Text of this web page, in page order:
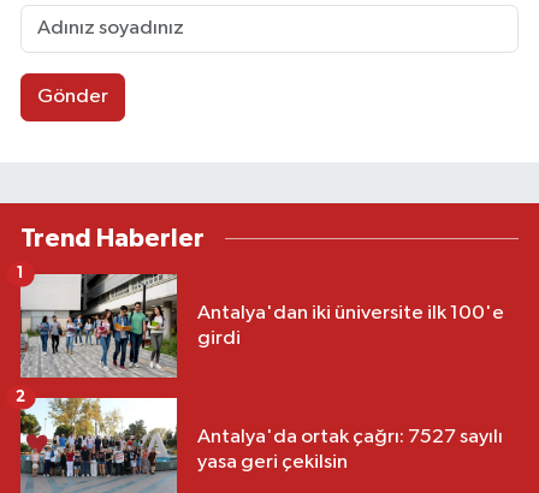
Gönder
Trend Haberler
Antalya'dan iki üniversite ilk 100'e
girdi
1
Antalya'da ortak çağrı: 7527 sayılı
yasa geri çekilsin
2